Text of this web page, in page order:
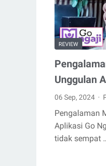
REVIEW
Unggulan
06 Sep, 2024
Pengalaman
Aplikasi Go
tidak sempat